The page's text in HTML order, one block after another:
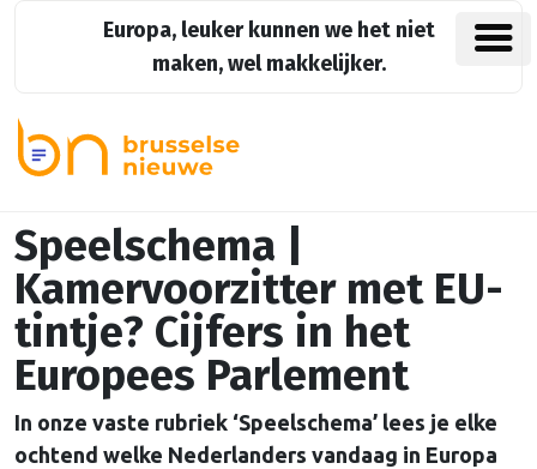
Europa, leuker kunnen we het niet
maken, wel makkelijker.
Speelschema |
Kamervoorzitter met EU-
tintje? Cijfers in het
Europees Parlement
In onze vaste rubriek ‘Speelschema’ lees je elke
ochtend welke Nederlanders vandaag in Europa